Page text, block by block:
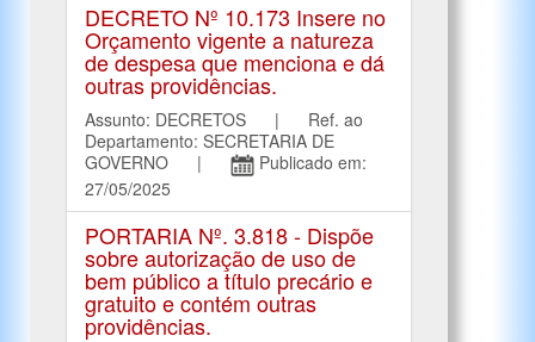
DECRETO Nº 10.173 Insere no
Orçamento vigente a natureza
de despesa que menciona e dá
outras providências.
Assunto: DECRETOS | Ref. ao
Departamento: SECRETARIA DE
GOVERNO |
Publicado em:
27/05/2025
PORTARIA Nº. 3.818 - Dispõe
sobre autorização de uso de
bem público a título precário e
gratuito e contém outras
providências.